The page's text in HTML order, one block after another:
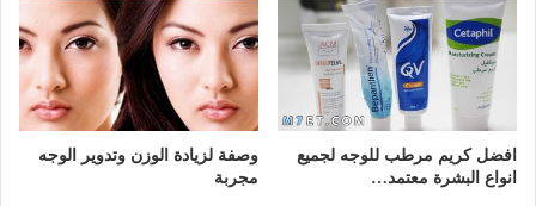
افضل كريم مرطب للوجه لجميع
انواع البشرة معتمد…
وصفة لزيادة الوزن وتدوير الوجه
مجربة